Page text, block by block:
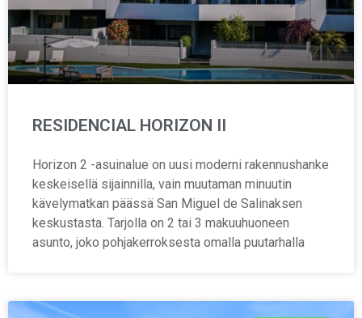
RESIDENCIAL HORIZON II
Horizon 2 -asuinalue on uusi moderni rakennushanke
keskeisellä sijainnilla, vain muutaman minuutin
kävelymatkan päässä San Miguel de Salinaksen
keskustasta. Tarjolla on 2 tai 3 makuuhuoneen
asunto, joko pohjakerroksesta omalla puutarhalla